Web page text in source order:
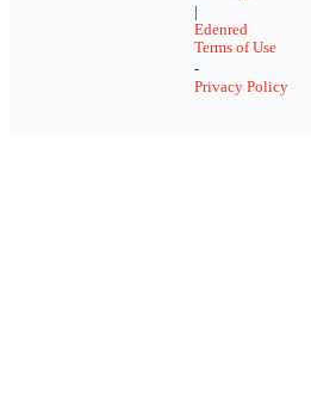
|
Edenred
Terms of Use
-
Privacy Policy